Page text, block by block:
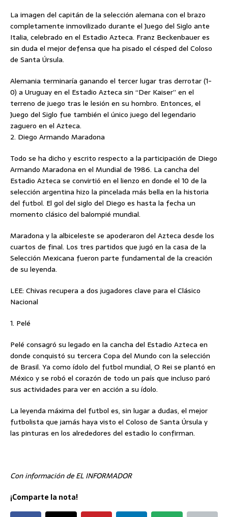
La imagen del capitán de la selección alemana con el brazo
completamente inmovilizado durante el Juego del Siglo ante
Italia, celebrado en el Estadio Azteca. Franz Beckenbauer es
sin duda el mejor defensa que ha pisado el césped del Coloso
de Santa Úrsula.
Alemania terminaría ganando el tercer lugar tras derrotar (1-
0) a Uruguay en el Estadio Azteca sin “Der Kaiser” en el
terreno de juego tras le lesión en su hombro. Entonces, el
Juego del Siglo fue también el único juego del legendario
zaguero en el Azteca.
2. Diego Armando Maradona
Todo se ha dicho y escrito respecto a la participación de Diego
Armando Maradona en el Mundial de 1986. La cancha del
Estadio Azteca se convirtió en el lienzo en donde el 10 de la
selección argentina hizo la pincelada más bella en la historia
del futbol. El gol del siglo del Diego es hasta la fecha un
momento clásico del balompié mundial.
Maradona y la albiceleste se apoderaron del Azteca desde los
cuartos de final. Los tres partidos que jugó en la casa de la
Selección Mexicana fueron parte fundamental de la creación
de su leyenda.
LEE: Chivas recupera a dos jugadores clave para el Clásico
Nacional
1. Pelé
Pelé consagró su legado en la cancha del Estadio Azteca en
donde conquistó su tercera Copa del Mundo con la selección
de Brasil. Ya como ídolo del futbol mundial, O Rei se plantó en
México y se robó el corazón de todo un país que incluso paró
sus actividades para ver en acción a su ídolo.
La leyenda máxima del futbol es, sin lugar a dudas, el mejor
futbolista que jamás haya visto el Coloso de Santa Úrsula y
las pinturas en los alrededores del estadio lo confirman.
Con información de EL INFORMADOR
¡Comparte la nota!